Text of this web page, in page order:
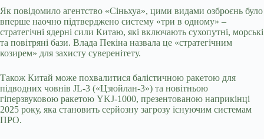
Як повідомило агентство «Сіньхуа», цими видами озброєнь було
вперше наочно підтверджено систему «три в одному» –
стратегічні ядерні сили Китаю, які включають сухопутні, морські
та повітряні бази. Влада Пекіна назвала це «стратегічним
козирем» для захисту суверенітету.
Також Китай може похвалитися балістичною ракетою для
підводних човнів JL-3 («Цзюйлан-3») та новітньою
гіперзвуковою ракетою YKJ-1000, презентованою наприкінці
2025 року, яка становить серйозну загрозу існуючим системам
ПРО.